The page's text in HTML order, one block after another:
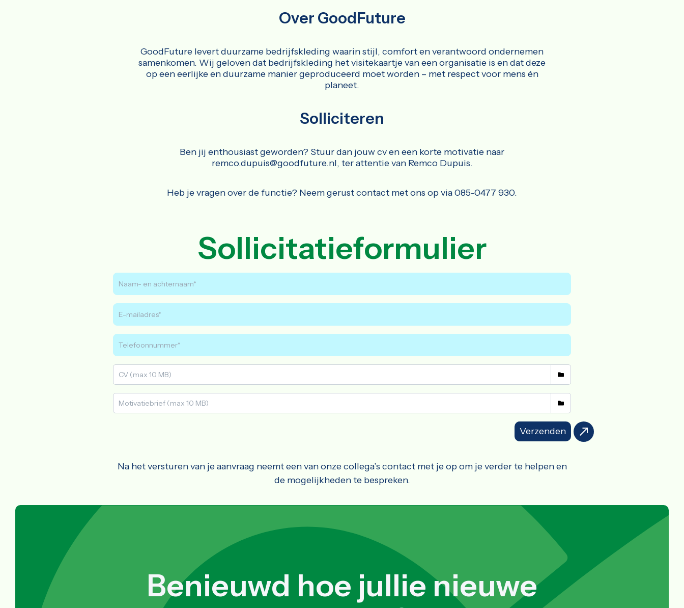
Over GoodFuture
GoodFuture levert duurzame bedrijfskleding waarin stijl, comfort en verantwoord ondernemen
samenkomen. Wij geloven dat bedrijfskleding het visitekaartje van een organisatie is en dat deze
op een eerlijke en duurzame manier geproduceerd moet worden – met respect voor mens én
planeet.
Solliciteren
Ben jij enthousiast geworden? Stuur dan jouw cv en een korte motivatie naar
remco.dupuis@goodfuture.nl, ter attentie van Remco Dupuis.
Heb je vragen over de functie? Neem gerust contact met ons op via 085-0477 930.
Sollicitatieformulier
Verzenden
Na het versturen van je aanvraag neemt een van onze collega’s contact met je op om je verder te helpen en
de mogelijkheden te bespreken.
Benieuwd hoe jullie nieuwe